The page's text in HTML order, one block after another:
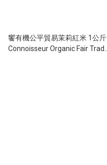
饗有機公平貿易茉莉紅米 1公斤
Connoisseur Organic Fair Trade